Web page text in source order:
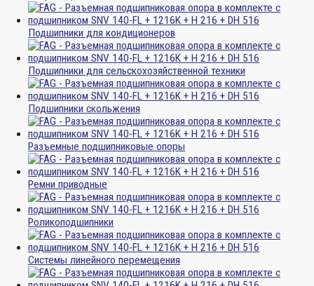
Подшипники для кондиционеров
Подшипники для сельскохозяйственной техники
Подшипники скольжения
Разъемные подшипниковые опоры
Ремни приводные
Роликоподшипники
Системы линейного перемещения